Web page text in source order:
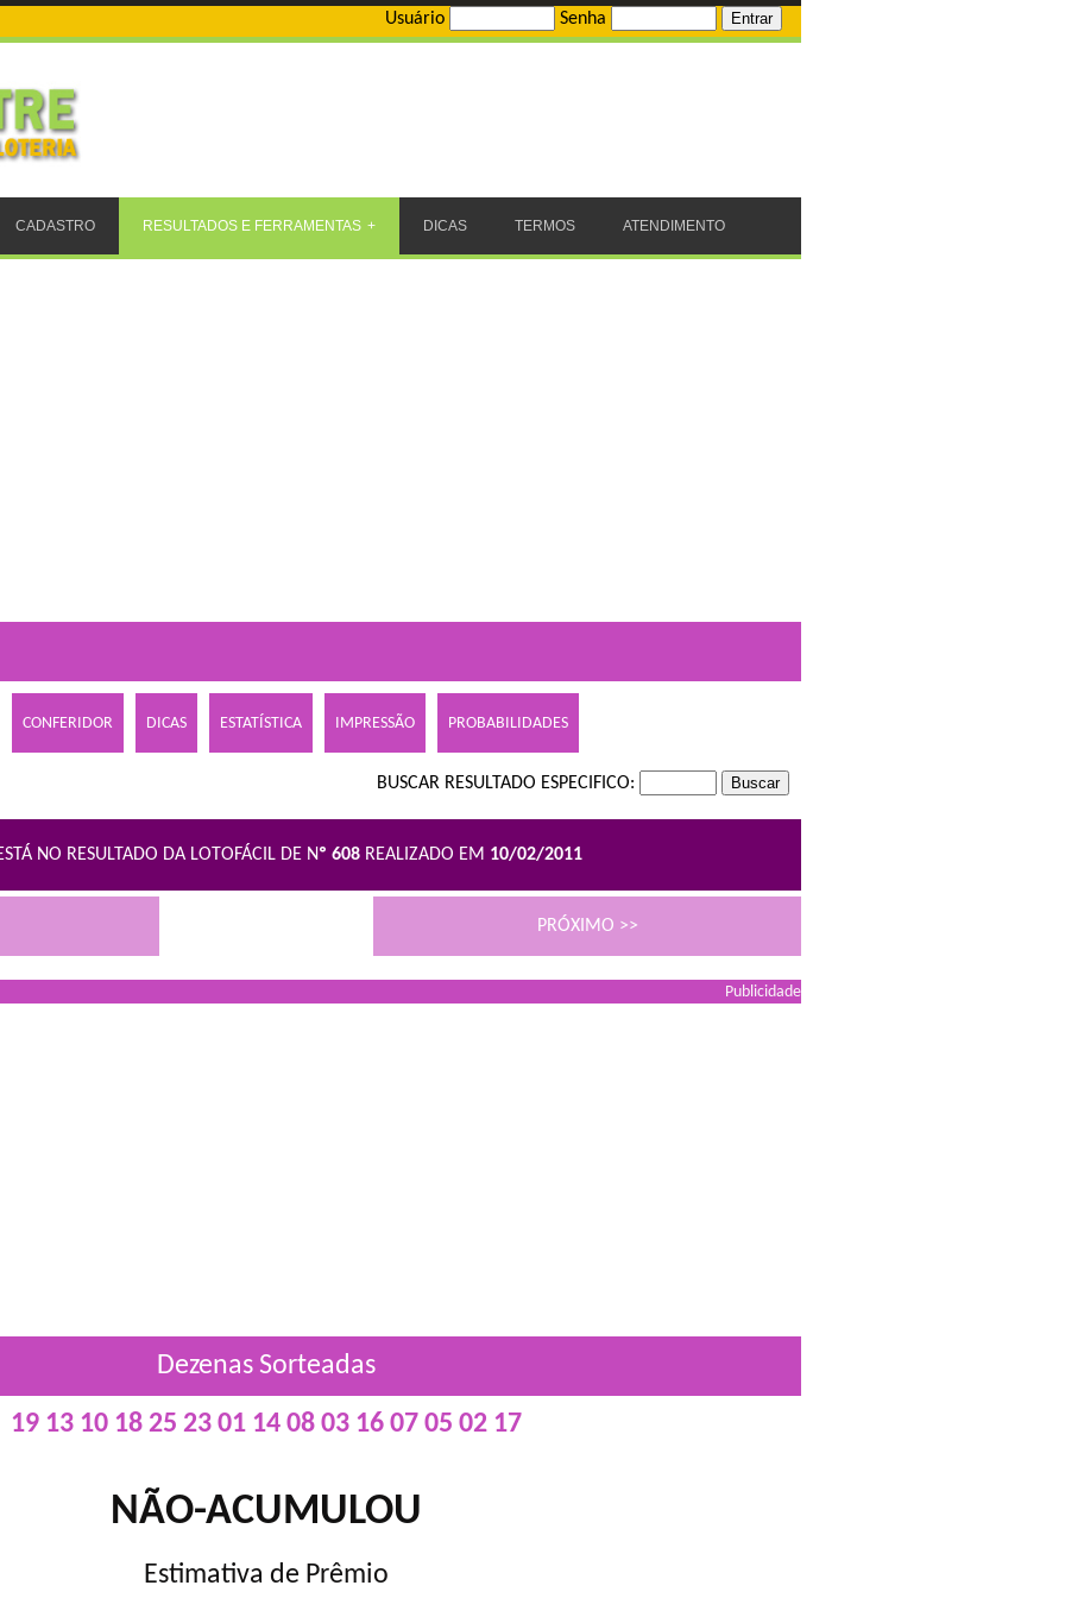
Usuário Senha
CADASTRO RESULTADOS E FERRAMENTAS DICAS TERMOS ATENDIMENTO
CONFERIDOR DICAS ESTATÍSTICA IMPRESSÃO PROBABILIDADES
BUSCAR RESULTADO ESPECIFICO:
NO RESULTADO DA LOTOFÁCIL DE Nº 608 REALIZADO EM 10/02/2011
PRÓXIMO >>
Publicidade
Dezenas Sorteadas
19 13 10 18 25 23 01 14 08 03 16 07 05 02 17
NÃO-ACUMULOU
Estimativa de Prêmio